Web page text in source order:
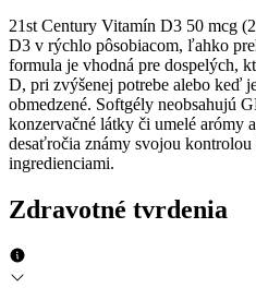
21st Century Vitamín D3 50 mcg
D3 v rýchlo pôsobiacom, ľahko
formula je vhodná pre dospelých,
D, pri zvýšenej potrebe alebo keď
obmedzené. Softgély neobsahujú
konzervačné látky či umelé arómy
desaťročia známy svojou
ingredienciami.
Zdravotné tvrdenia